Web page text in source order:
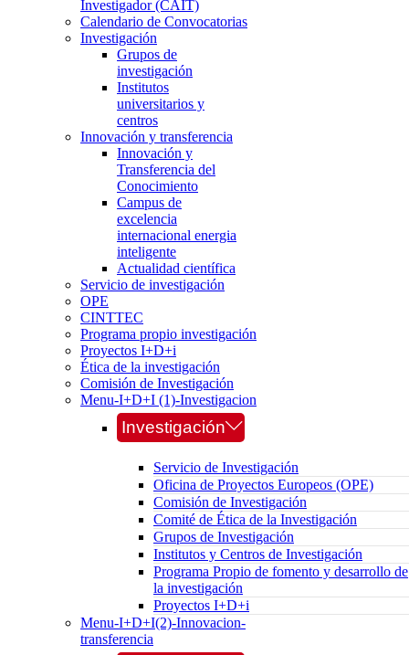
Investigador (CAIT)
Calendario de Convocatorias
Investigación
Grupos de
investigación
Institutos
universitarios y
centros
Innovación y transferencia
Innovación y
Transferencia del
Conocimiento
Campus de
excelencia
internacional energia
inteligente
Actualidad científica
Servicio de investigación
OPE
CINTTEC
Programa propio investigación
Proyectos I+D+i
Ética de la investigación
Comisión de Investigación
Menu-I+D+I (1)-Investigacion
Investigación
Servicio de Investigación
Oficina de Proyectos Europeos (OPE)
Comisión de Investigación
Comité de Ética de la Investigación
Grupos de Investigación
Institutos y Centros de Investigación
Programa Propio de fomento y desarrollo de
la investigación
Proyectos I+D+i
Menu-I+D+I(2)-Innovacion-
transferencia